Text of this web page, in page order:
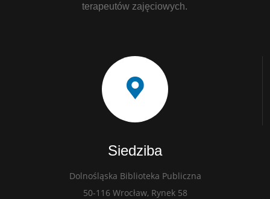
terapeutów zajęciowych.
Siedziba
Dolnośląska Biblioteka Publiczna
50-116 Wrocław, Rynek 58